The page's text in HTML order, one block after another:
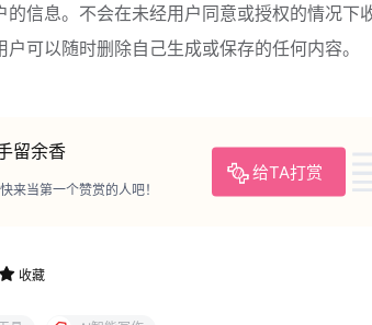
的信息。不会在未经用户同意或授权的情况下
户可以随时删除自己生成或保存的任何内容。
留余香
给TA打赏
来当第一个赞赏的人吧！
收藏